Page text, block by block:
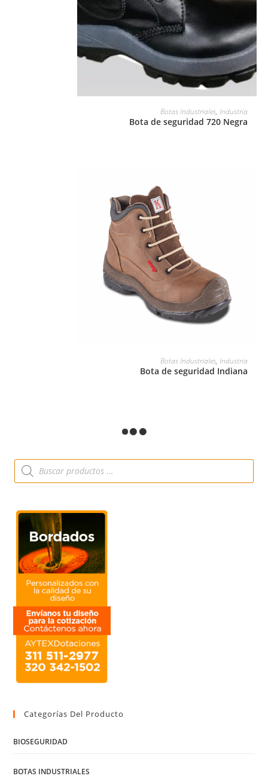
Botas Industriales,Industria
Bota de seguridad 720 Negra
Botas Industriales,Industria
Bota de seguridad Indiana
Categorías Del Producto
BIOSEGURIDAD
BOTAS INDUSTRIALES